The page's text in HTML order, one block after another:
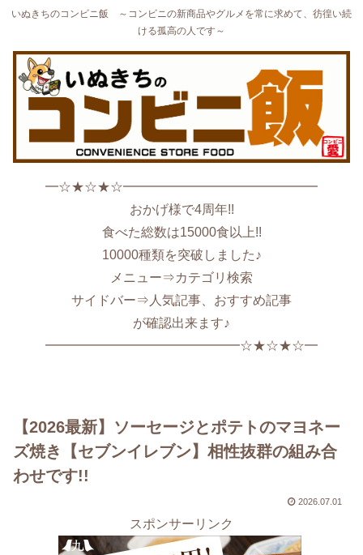
いぬきちのコンビニ飯 ～コンビニの新商品やグルメを常に求めて、彷徨い続
ける孤高の人です～
━☆★☆★☆━━━━━━━━━━━━━━━
おかげ様で4周年!!
食べた総数は15000食以上!!
10000種類を突破しました♪
メニュー⇒カテゴリ検索
サイドバー⇒人気記事、おすすめ記事
が確認出来ます♪
━━━━━━━━━━━━━━━☆★☆★☆━
【2026最新】ソーセージとポテトのマヨネー
ズ焼き【セブンイレブン】相性抜群の組み合
わせです!!
2026.07.01
スポンサーリンク